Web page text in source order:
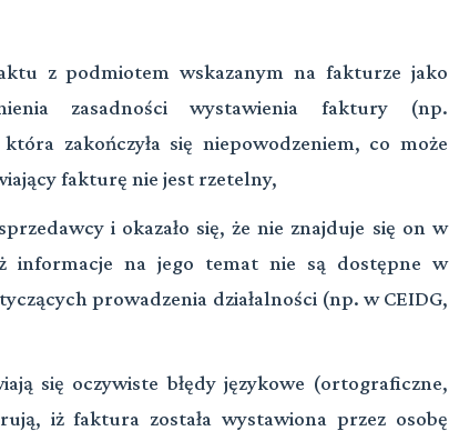
z podmiotem wskazanym na fakturze jako
zasadności wystawienia faktury (np.
zakończyła się niepowodzeniem, co może
fakturę nie jest rzetelny,
i okazało się, że nie znajduje się on w
informacje na jego temat nie są dostępne w
prowadzenia działalności (np. w CEIDG,
się oczywiste błędy językowe (ortograficzne,
iż faktura została wystawiona przez osobę